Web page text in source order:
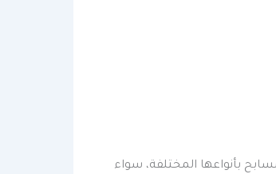
بأنواعها المختلفة، سواء